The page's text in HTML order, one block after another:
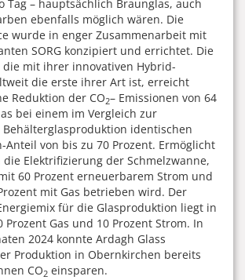
Tag – hauptsächlich Braunglas, auch
ebenfalls möglich wären. Die
wurde in enger Zusammenarbeit mit
SORG konzipiert und errichtet. Die
die mit ihrer innovativen Hybrid-
die erste ihrer Art ist, erreicht
Reduktion der CO2– Emissionen von 64
bei einem im Vergleich zur
identischen
Anteil von bis zu 70 Prozent. Ermöglicht
Elektrifizierung der Schmelzwanne,
60 Prozent erneuerbarem Strom und
mit Gas betrieben wird. Der
für die Glasproduktion liegt in
Prozent Gas und 10 Prozent Strom. In
2024 konnte Ardagh Glass
Produktion in Obernkirchen bereits
CO2 einsparen.